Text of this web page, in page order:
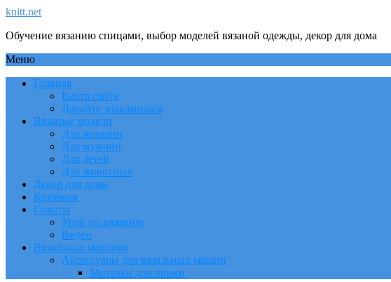
knitt.net
Обучение вязанию спицами, выбор моделей вязаной одежды, декор для дома
Меню
Главная
Карта сайта
Давайте знакомиться
Вязаные модели
Для женщин
Для мужчин
Для детей
Для животных
Декор для дома
Крючком
Советы
Урок по вязанию
Видео
Вязальные машины
Аксессуары для вязальных машин
Моталки для пряжи